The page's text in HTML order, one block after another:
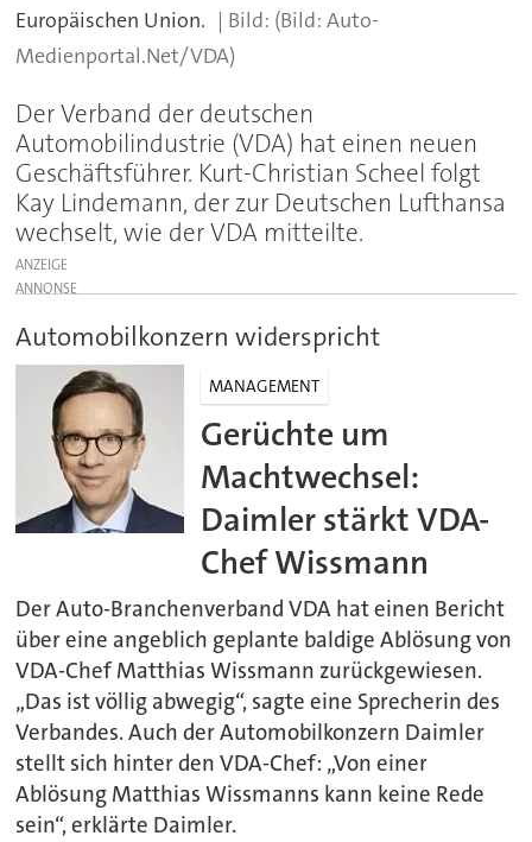
Europäischen Union.
(Bild: Auto-
Medienportal.Net/VDA)
Der Verband der deutschen
Automobilindustrie (VDA) hat einen neuen
Geschäftsführer. Kurt-Christian Scheel folgt
Kay Lindemann, der zur Deutschen Lufthansa
wechselt, wie der VDA mitteilte.
ANZEIGE
Automobilkonzern widerspricht
MANAGEMENT
Gerüchte um
Machtwechsel:
Daimler stärkt VDA-
Chef Wissmann
Der Auto-Branchenverband VDA hat einen Bericht
über eine angeblich geplante baldige Ablösung von
VDA-Chef Matthias Wissmann zurückgewiesen.
„Das ist völlig abwegig“, sagte eine Sprecherin des
Verbandes. Auch der Automobilkonzern Daimler
stellt sich hinter den VDA-Chef: „Von einer
Ablösung Matthias Wissmanns kann keine Rede
sein“, erklärte Daimler.